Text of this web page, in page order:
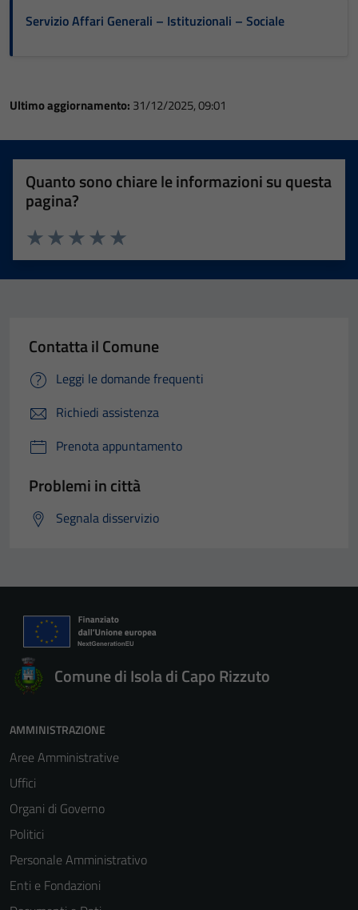
Servizio Affari Generali – Istituzionali – Sociale
Ultimo aggiornamento: 31/12/2025, 09:01
Quanto sono chiare le informazioni su questa
pagina?
Valuta 5 stelle su 5
Valuta 4 stelle su 5
Valuta 3 stelle su 5
Valuta 2 stelle su 5
Valuta 1 stelle su 5
Contatta il Comune
Leggi le domande frequenti
Richiedi assistenza
Prenota appuntamento
Problemi in città
Segnala disservizio
Comune di Isola di Capo Rizzuto
AMMINISTRAZIONE
Aree Amministrative
Uffici
Organi di Governo
Politici
Personale Amministrativo
Enti e Fondazioni